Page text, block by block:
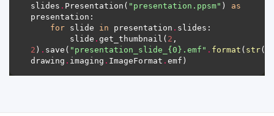
slides . Presentation( "presentation.ppsm" ) as
for slide in presentation .
        slide
. get_thumbnail( 2
2 ) . save( "presentation_slide_ {0} .emf" . format ( str
drawing . imaging . ImageFormat .